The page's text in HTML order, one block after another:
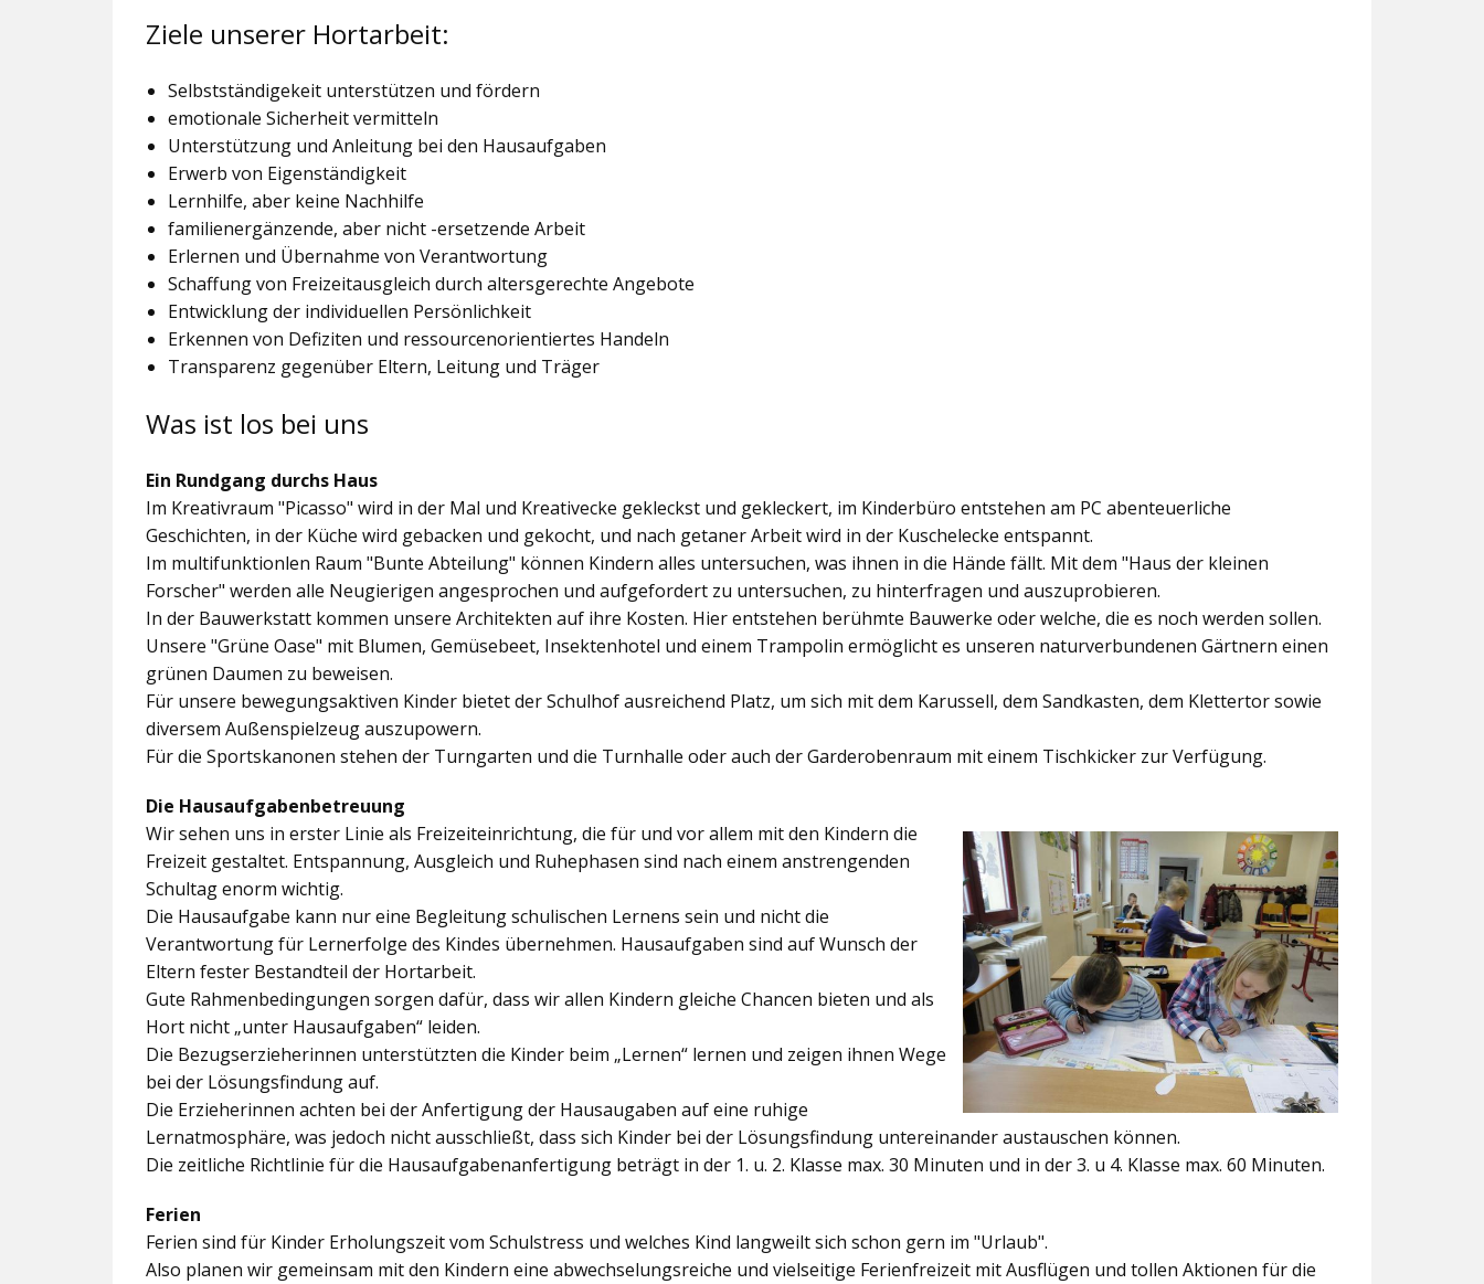
Ziele unserer Hortarbeit:
Selbstständigekeit unterstützen und fördern
emotionale Sicherheit vermitteln
Unterstützung und Anleitung bei den Hausaufgaben
Erwerb von Eigenständigkeit
Lernhilfe, aber keine Nachhilfe
familienergänzende, aber nicht -ersetzende Arbeit
Erlernen und Übernahme von Verantwortung
Schaffung von Freizeitausgleich durch altersgerechte Angebote
Entwicklung der individuellen Persönlichkeit
Erkennen von Defiziten und ressourcenorientiertes Handeln
Transparenz gegenüber Eltern, Leitung und Träger
Was ist los bei uns
Ein Rundgang durchs Haus
Im Kreativraum "Picasso" wird in der Mal und Kreativecke gekleckst und gekleckert, im Kinderbüro entstehen am PC abenteuerliche
Geschichten, in der Küche wird gebacken und gekocht, und nach getaner Arbeit wird in der Kuschelecke entspannt.
Im multifunktionlen Raum "Bunte Abteilung" können Kindern alles untersuchen, was ihnen in die Hände fällt. Mit dem "Haus der kleinen
Forscher" werden alle Neugierigen angesprochen und aufgefordert zu untersuchen, zu hinterfragen und auszuprobieren.
In der Bauwerkstatt kommen unsere Architekten auf ihre Kosten. Hier entstehen berühmte Bauwerke oder welche, die es noch werden sollen.
Unsere "Grüne Oase" mit Blumen, Gemüsebeet, Insektenhotel und einem Trampolin ermöglicht es unseren naturverbundenen Gärtnern einen
grünen Daumen zu beweisen.
Für unsere bewegungsaktiven Kinder bietet derSchulhofausreichend Platz, um sich mit dem Karussell, dem Sandkasten, dem Klettertor sowie
diversem Außenspielzeug auszupowern.
Für die Sportskanonen stehen der Turngarten und die Turnhalle oder auch derGarderobenraum mit einem Tischkicker zur Verfügung.
Die Hausaufgabenbetreuung
Wir sehen uns in erster Linie als Freizeiteinrichtung, die für und vor allem mit den Kindern die
Freizeit gestaltet. Entspannung, Ausgleich und Ruhephasen sind nach einem anstrengenden
Schultag enorm wichtig.
Die Hausaufgabe kann nur eine Begleitung schulischen Lernens sein und nicht die
Verantwortung für Lernerfolge des Kindes übernehmen. Hausaufgaben sind auf Wunsch der
Eltern fester Bestandteil der Hortarbeit.
Gute Rahmenbedingungen sorgen dafür, dass wir allen Kindern gleiche Chancen bieten und als
Hort nicht „unter Hausaufgaben“ leiden.
Die Bezugserzieherinnen unterstützten die Kinder beim „Lernen“ lernen und zeigen ihnen Wege
bei der Lösungsfindung auf.
Die Erzieherinnen achten bei der Anfertigung der Hausaugaben auf eine ruhige
Lernatmosphäre, was jedoch nicht ausschließt, dass sich Kinder bei der Lösungsfindung untereinander austauschen können.
Die zeitliche Richtlinie für die Hausaufgabenanfertigung beträgt in der 1. u. 2. Klasse max. 30 Minuten und in der 3. u 4. Klasse max. 60 Minuten.
Ferien
Ferien sind für Kinder Erholungszeit vom Schulstress und welches Kind langweilt sich schon gern im "Urlaub".
Also planen wir gemeinsam mit den Kindern eine abwechselungsreiche und vielseitige Ferienfreizeit mit Ausflügen und tollen Aktionen für die